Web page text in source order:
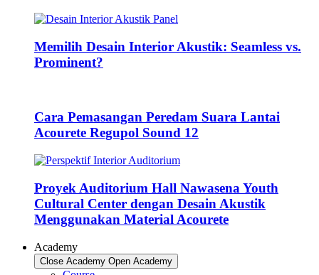
Memilih Desain Interior Akustik: Seamless vs.
Prominent?
Cara Pemasangan Peredam Suara Lantai
Acourete Regupol Sound 12
Proyek Auditorium Hall Nawasena Youth
Cultural Center dengan Desain Akustik
Menggunakan Material Acourete
Academy
Close Academy Open Academy